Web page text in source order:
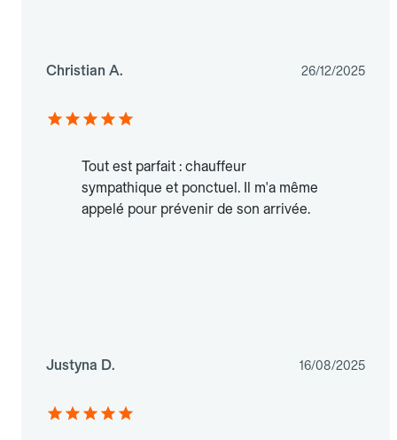
Christian A. 26/12/2025
Tout est parfait : chauffeur
sympathique et ponctuel. Il m'a même
appelé pour prévenir de son arrivée.
Justyna D. 16/08/2025